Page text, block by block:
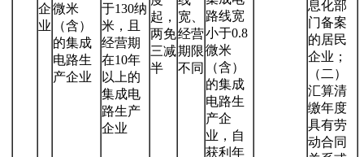
企
业
微米
（含）
的集成
电路生
产企业
于130纳
米，且
经营期
在10年
以上的
集成电
路生产
企业
起，
两免
三减
半
宽、
经营
期限
不同
路线宽
小于0.8
微米
（含）
的集成
电路生
产企
业，自
获利年
息化部
门备案
的居民
企业；
（二）
汇算清
缴年度
具有劳
动合同